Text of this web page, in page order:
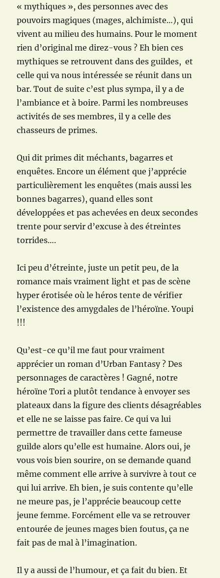
« mythiques », des personnes avec des
pouvoirs magiques (mages, alchimiste…), qui
vivent au milieu des humains. Pour le moment
rien d’original me direz-vous ? Eh bien ces
mythiques se retrouvent dans des guildes, et
celle qui va nous intéressée se réunit dans un
bar. Tout de suite c’est plus sympa, il y a de
l’ambiance et à boire. Parmi les nombreuses
activités de ses membres, il y a celle des
chasseurs de primes.
Qui dit primes dit méchants, bagarres et
enquêtes. Encore un élément que j’apprécie
particulièrement les enquêtes (mais aussi les
bonnes bagarres), quand elles sont
développées et pas achevées en deux secondes
trente pour servir d’excuse à des étreintes
torrides….
Ici peu d’étreinte, juste un petit peu, de la
romance mais vraiment light et pas de scène
hyper érotisée où le héros tente de vérifier
l’existence des amygdales de l’héroïne. Youpi
!!!
Qu’est-ce qu’il me faut pour vraiment
apprécier un roman d’Urban Fantasy ? Des
personnages de caractères ! Gagné, notre
héroïne Tori a plutôt tendance à envoyer ses
plateaux dans la figure des clients désagréables
et elle ne se laisse pas faire. Ce qui va lui
permettre de travailler dans cette fameuse
guilde alors qu’elle est humaine. Alors oui, je
vous vois bien sourire, on se demande quand
même comment elle arrive à survivre à tout ce
qui lui arrive. Eh bien, je suis contente qu’elle
ne meure pas, je l’apprécie beaucoup cette
jeune femme. Forcément elle va se retrouver
entourée de jeunes mages bien foutus, ça ne
fait pas de mal à l’imagination.
Il y a aussi de l’humour, et ça fait du bien. Et